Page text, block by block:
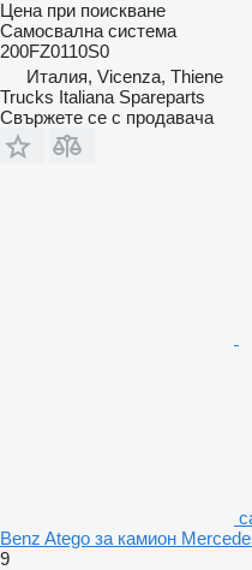
Цена при поискване
Самосвална система
200FZ0110S0
Италия, Vicenza, Thiene
Trucks Italiana Spareparts
Свържете се с продавача
Benz Atego за камион
9